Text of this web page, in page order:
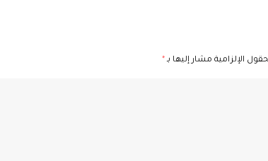
الإلزامية مشار إليها بـ*